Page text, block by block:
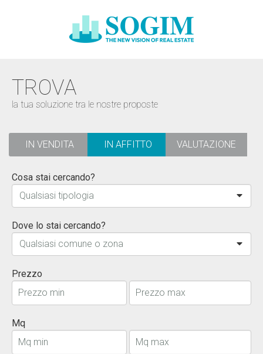
TROVA
la tua soluzione tra le nostre proposte
IN VENDITA IN AFFITTO VALUTAZIONE
Cosa stai cercando?
Qualsiasi tipologia
Dove lo stai cercando?
Qualsiasi comune o zona
Prezzo
Mq